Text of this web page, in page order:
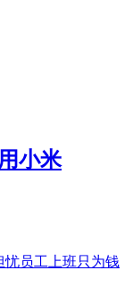
小米